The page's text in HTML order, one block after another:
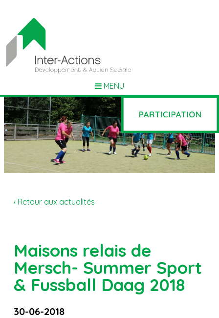
MENU
‹ Retour aux actualités
Maisons relais de
Mersch- Summer Sport
& Fussball Daag 2018
30-06-2018